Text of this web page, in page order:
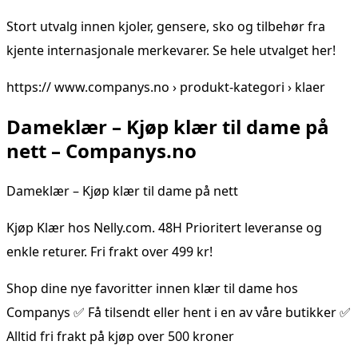
Stort utvalg innen kjoler, gensere, sko og tilbehør fra
kjente internasjonale merkevarer. Se hele utvalget her!
https:// www.companys.no › produkt-kategori › klaer
Dameklær – Kjøp klær til dame på
nett – Companys.no
Dameklær – Kjøp klær til dame på nett
Kjøp Klær hos Nelly.com. 48H Prioritert leveranse og
enkle returer. Fri frakt over 499 kr!
Shop dine nye favoritter innen klær til dame hos
Companys ✅ Få tilsendt eller hent i en av våre butikker ✅
Alltid fri frakt på kjøp over 500 kroner